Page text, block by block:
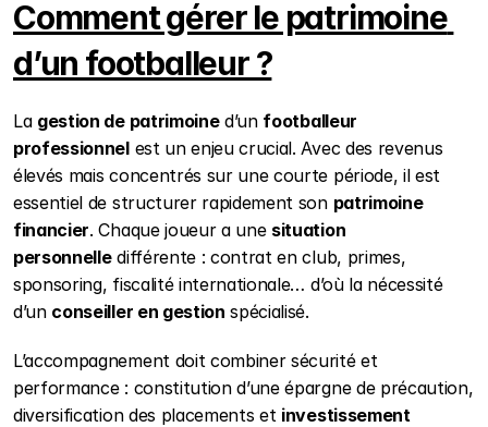
Comment gérer le patrimoine
d’un footballeur ?
La gestion de patrimoine d’un footballeur
professionnel est un enjeu crucial. Avec des revenus
élevés mais concentrés sur une courte période, il est
essentiel de structurer rapidement son patrimoine
financier. Chaque joueur a une situation
personnelle différente : contrat en club, primes,
sponsoring, fiscalité internationale… d’où la nécessité
d’un conseiller en gestion spécialisé.
L’accompagnement doit combiner sécurité et
performance : constitution d’une épargne de précaution,
diversification des placements et investissement